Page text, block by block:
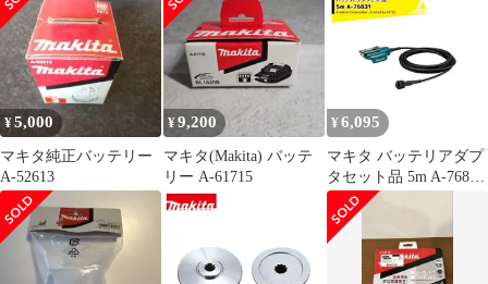
¥5,000
マキタ純正バッテリー
A-52613
¥9,200
マキタ(Makita) バッテ
リー A-61715
¥ 6,095
マキタ バッテリアダプ
タセット品 5m A-76831
適用モデル：UP180D